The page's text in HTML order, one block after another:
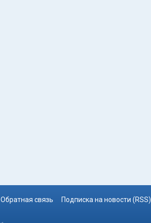
Обратная связь Подписка на новости (RSS)